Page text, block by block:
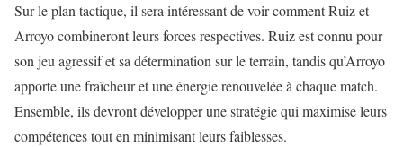
Sur le plan tactique, il sera intéressant de voir comment Ruiz et
Arroyo combineront leurs forces respectives. Ruiz est connu pour
son jeu agressif et sa détermination sur le terrain, tandis qu’Arroyo
apporte une fraîcheur et une énergie renouvelée à chaque match.
Ensemble, ils devront développer une stratégie qui maximise leurs
compétences tout en minimisant leurs faiblesses.